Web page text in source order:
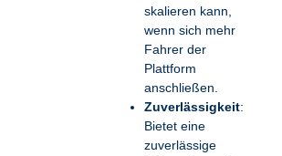
skalieren kann,
wenn sich mehr
Fahrer der
Plattform
anschließen.
Zuverlässigkeit:
Bietet eine
zuverlässige